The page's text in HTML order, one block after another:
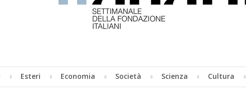
Esteri Economia Società Scienza Cultura